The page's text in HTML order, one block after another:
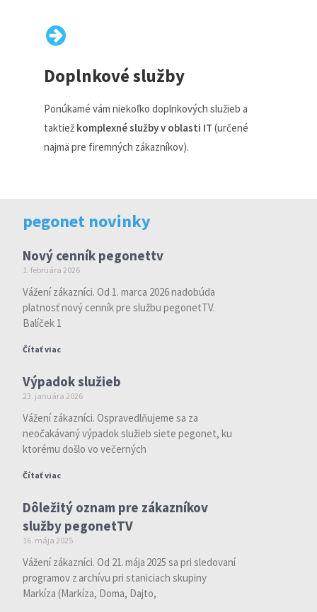
Doplnkové služby
Ponúkamé vám niekoľko doplnkových služieb a
taktiež komplexné služby v oblasti IT (určené
najmä pre firemných zákazníkov).
pegonet novinky
Nový cenník pegonettv
1. februára 2026
Vážení zákazníci. Od 1. marca 2026 nadobúda
platnosť nový cenník pre službu pegonetTV.
Balíček 1
Čítať viac
Výpadok služieb
23. januára 2026
Vážení zákazníci. Ospravedlňujeme sa za
neočakávaný výpadok služieb siete pegonet, ku
ktorému došlo vo večerných
Čítať viac
Dôležitý oznam pre zákazníkov
služby pegonetTV
16. mája 2025
Vážení zákazníci. Od 21. mája 2025 sa pri sledovaní
programov z archívu pri staniciach skupiny
Markíza (Markíza, Doma, Dajto,